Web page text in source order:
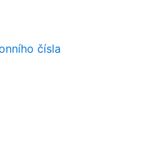
čísla